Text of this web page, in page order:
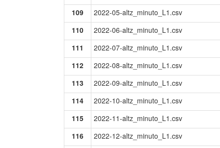
109
2022-05-altz_minuto_L1.csv
110
2022-06-altz_minuto_L1.csv
111
2022-07-altz_minuto_L1.csv
112
2022-08-altz_minuto_L1.csv
113
2022-09-altz_minuto_L1.csv
114
2022-10-altz_minuto_L1.csv
115
2022-11-altz_minuto_L1.csv
116
2022-12-altz_minuto_L1.csv